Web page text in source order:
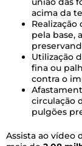
acima da
pela base,
Utilização
fina ou
contra o
circulação
pulgões
Assista ao vídeo